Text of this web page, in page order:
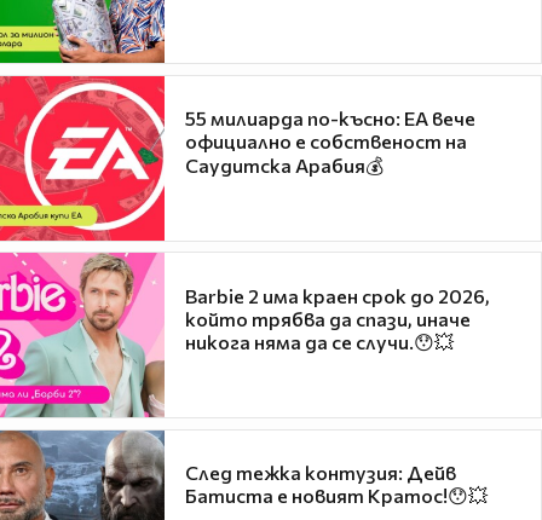
55 милиарда по-късно: EA вече
официално е собственост на
Саудитска Арабия💰
Barbie 2 има краен срок до 2026,
който трябва да спази, иначе
никога няма да се случи.😯💥
След тежка контузия: Дейв
Батиста е новият Кратос!😯💥